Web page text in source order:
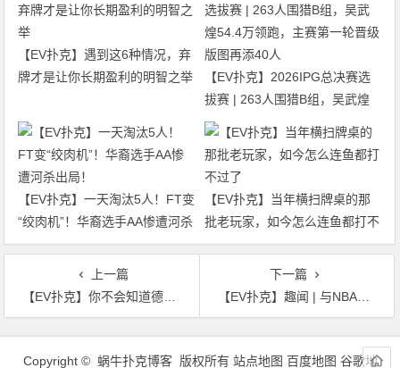
【EV扑克】遇到这6种情况，弃
牌才是让你长期盈利的明智之举
【EV扑克】2026IPG总决赛选
拔赛 | 263人围猎B组，吴武煌
54.4万领跑，主赛第一轮晋级版
【EV扑克】一天淘汰5人！FT变
“绞肉机”！华裔选手AA惨遭河杀
出局！
【EV扑克】当年横扫牌桌的那
批老玩家，如今怎么连鱼都打不
过了
上一篇
【EV扑克】你不会知道德州扑克圈大佬们Phil Ivey、Tom Dwan、丹牛、Phil hellmuth背后女人各个都不简单
下一篇
【EV扑克】趣闻 | 与NBA球星保罗-乔治共同举办的全球扑克名人挑战赛今日拉开帷幕
文
Copyright © 蜗牛扑克博客 版权所有 站点地图 百度地图 谷歌地